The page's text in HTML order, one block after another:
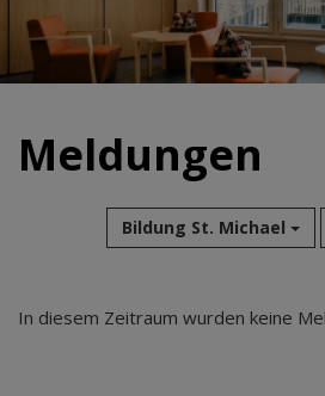
Meldungen
Bildung St. Michael
In diesem Zeitraum wurden keine